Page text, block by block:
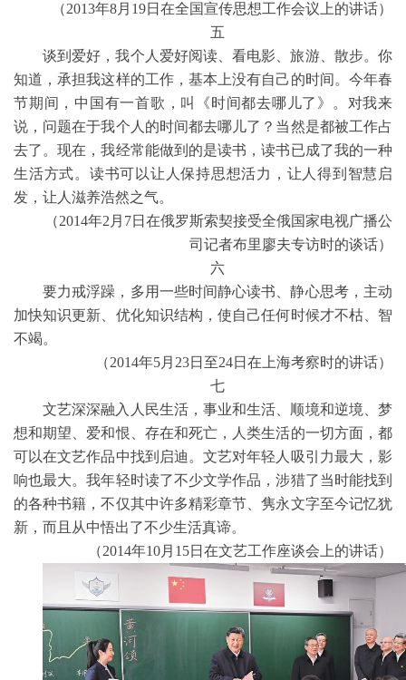
（2013年8月19日在全国宣传思想工作会议上的讲话）
五
谈到爱好，我个人爱好阅读、看电影、旅游、散步。你
知道，承担我这样的工作，基本上没有自己的时间。今年春
节期间，中国有一首歌，叫《时间都去哪儿了》。对我来
说，问题在于我个人的时间都去哪儿了？当然是都被工作占
去了。现在，我经常能做到的是读书，读书已成了我的一种
生活方式。读书可以让人保持思想活力，让人得到智慧启
发，让人滋养浩然之气。
（2014年2月7日在俄罗斯索契接受全俄国家电视广播公
司记者布里廖夫专访时的谈话）
六
要力戒浮躁，多用一些时间静心读书、静心思考，主动
加快知识更新、优化知识结构，使自己任何时候才不枯、智
不竭。
（2014年5月23日至24日在上海考察时的讲话）
七
文艺深深融入人民生活，事业和生活、顺境和逆境、梦
想和期望、爱和恨、存在和死亡，人类生活的一切方面，都
可以在文艺作品中找到启迪。文艺对年轻人吸引力最大，影
响也最大。我年轻时读了不少文学作品，涉猎了当时能找到
的各种书籍，不仅其中许多精彩章节、隽永文字至今记忆犹
新，而且从中悟出了不少生活真谛。
（2014年10月15日在文艺工作座谈会上的讲话）